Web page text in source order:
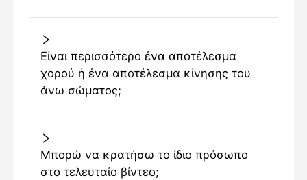
Είναι περισσότερο ένα αποτέλεσμα
χορού ή ένα αποτέλεσμα κίνησης του
άνω σώματος;
Μπορώ να κρατήσω το ίδιο πρόσωπο
στο τελευταίο βίντεο;